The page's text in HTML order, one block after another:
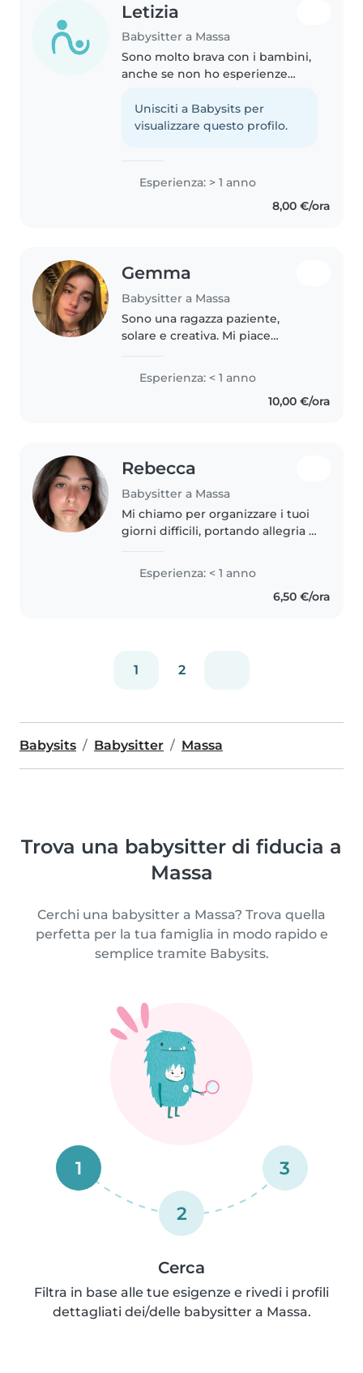
Letizia
Babysitter a Massa
Sono molto brava con i bambini,
anche se non ho esperienze
Occasionalmente mi prendo
cura di loro senza impegno,
Unisciti a Babysits per
visualizzare questo profilo.
Esperienza: > 1 anno
8,00 €/ora
Gemma
Babysitter a Massa
Sono una ragazza paziente,
solare e creativa. Mi piace
giocare con loro e inventare
sempre attività nuove per farli
Esperienza: < 1 anno
10,00 €/ora
Rebecca
Babysitter a Massa
Mi chiamo per organizzare i tuoi
giorni difficili, portando allegria e
animali! Con tanta fantasia e un
po' d'inventiva, amo creare
Esperienza: < 1 anno
6,50 €/ora
1 2
Babysits Babysitter Massa
Trova una babysitter di fiducia a
Massa
Cerchi una babysitter a Massa? Trova quella
perfetta per la tua famiglia in modo rapido e
semplice tramite Babysits.
1
2
3
Cerca
Filtra in base alle tue esigenze e rivedi i profili
dettagliati dei/delle babysitter a Massa.